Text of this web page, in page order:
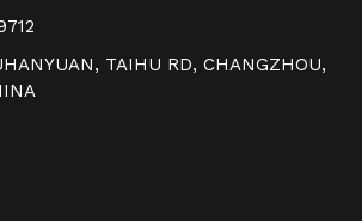
TAIHU RD, CHANGZHOU,